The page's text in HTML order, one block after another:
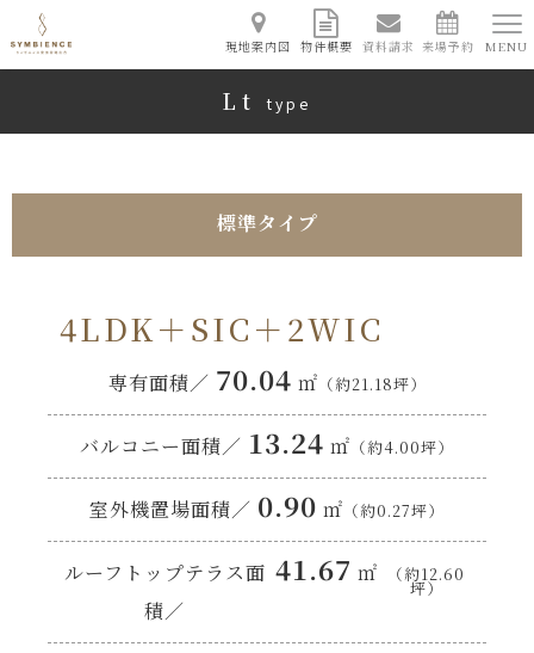
現地案内図 物件概要 資料請求 来場予約 MENU
Lttype
標準タイプ
4LDK＋SIC＋2WIC
専有面積／ 70.04 ㎡ （約21.18坪）
バルコニー面積／ 13.24 ㎡ （約4.00坪）
室外機置場面積／ 0.90 ㎡ （約0.27坪）
ルーフトップテラス面
積／
41.67 ㎡ （約12.60
坪）